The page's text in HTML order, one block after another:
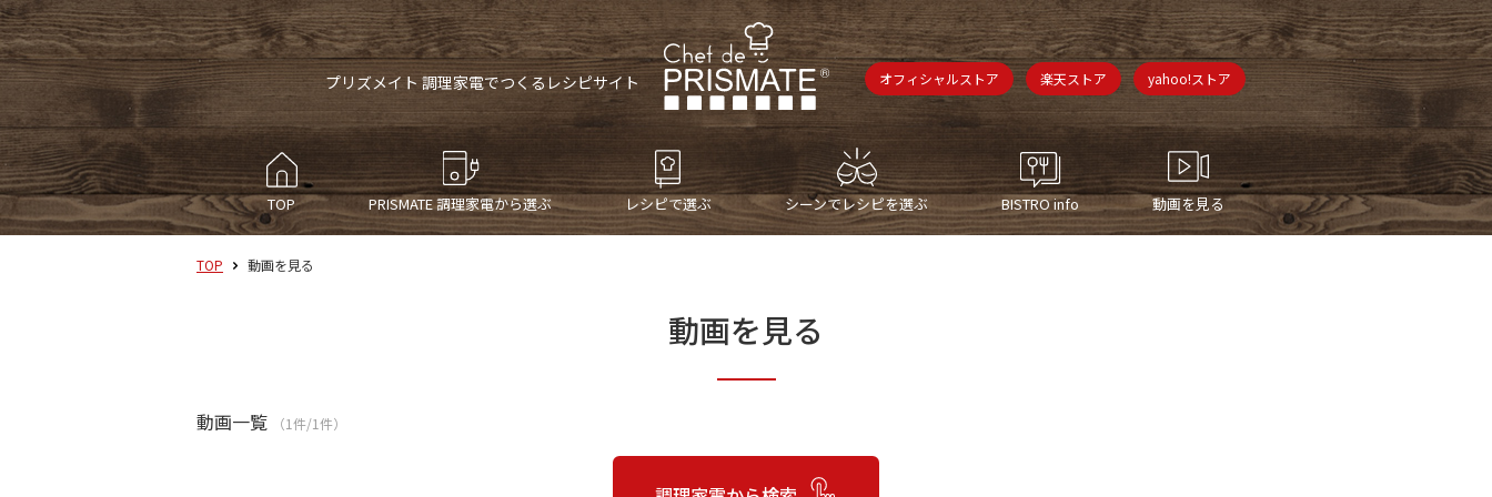
プリズメイト 調理家電でつくるレシピサイト オフィシャルストア 楽天ストア yahoo!ストア
TOP PRISMATE調理家電から選ぶ レシピで選ぶ シーンでレシピを選ぶ BISTRO info 動画を見る
TOP 動画を見る
動画を見る
動画一覧 （1件/1件）